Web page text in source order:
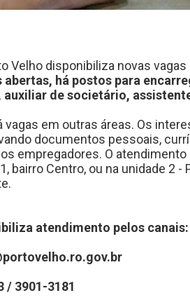
Velho disponibiliza novas
abertas, há postos para
auxiliar de societário,
vagas em outras áreas. Os
documentos pessoais,
empregadores. O
bairro Centro, ou na unidade 2 -
atendimento pelos canais:
/ 3901-3181